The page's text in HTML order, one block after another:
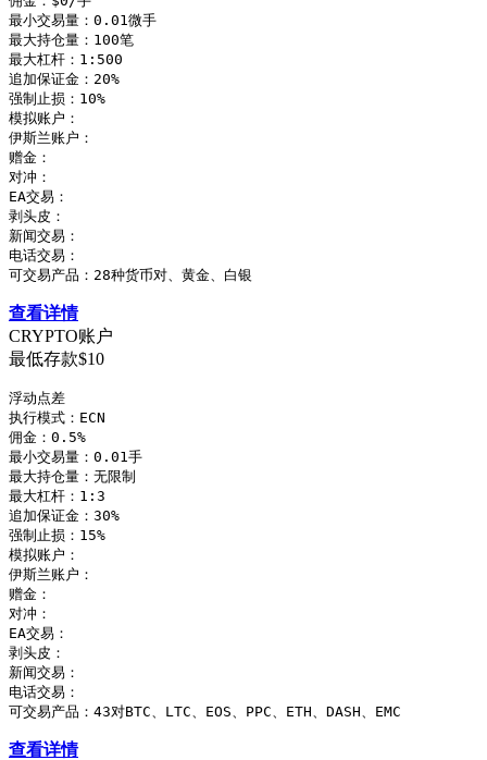
最小交易量：0.01微手
最大持仓量：100笔
最大杠杆：1:500
追加保证金：20%
强制止损：10%
模拟账户：
伊斯兰账户：
赠金：
对冲：
EA交易：
剥头皮：
新闻交易：
电话交易：
可交易产品：28种货币对、黄金、白银
查看详情
CRYPTO账户
最低存款$10
浮动点差
执行模式：ECN
佣金：0.5%
最小交易量：0.01手
最大持仓量：无限制
最大杠杆：1:3
追加保证金：30%
强制止损：15%
模拟账户：
伊斯兰账户：
赠金：
对冲：
EA交易：
剥头皮：
新闻交易：
电话交易：
可交易产品：43对BTC、LTC、EOS、PPC、ETH、DASH、EMC
查看详情